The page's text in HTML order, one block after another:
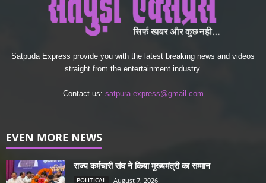
Satpuda Express provide you with the latest breaking news and videos
straight from the entertainment industry.
Contact us: satpura.express@gmail.com
EVEN MORE NEWS
राज्य कर्मचारी संघ ने किया मुख्यमंत्री का सम्मान
POLITICAL August 7, 2026